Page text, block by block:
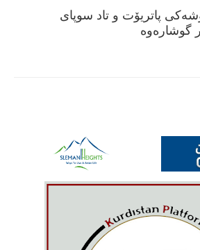
پاتریۆت و تاد سوپای
گوشارەوە